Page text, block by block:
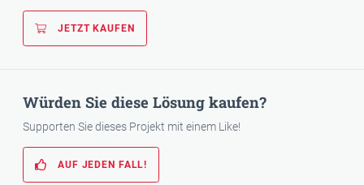
JETZT KAUFEN
Würden Sie diese Lösung kaufen?
Supporten Sie dieses Projekt mit einem Like!
AUF JEDEN FALL!